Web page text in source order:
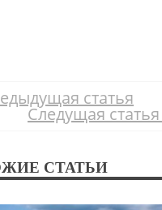
статья
Следущая статья
СТАТЬИ